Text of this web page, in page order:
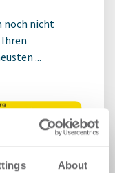
About
noch nicht
...